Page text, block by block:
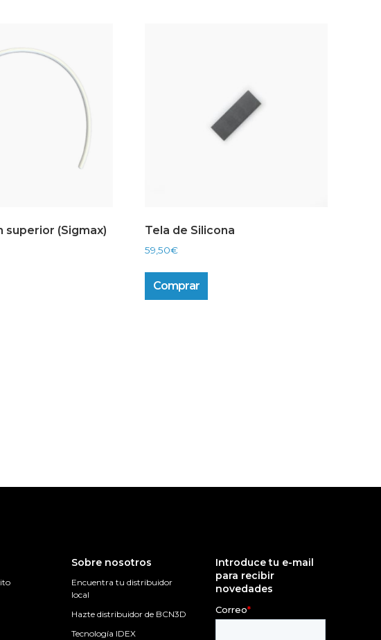
superior (Sigmax) Tela de Silicona
59,50€
Comprar
Sobre nosotros
Encuentra tu distribuidor
local
Hazte distribuidor de BCN3D
Tecnología IDEX
Introduce tu e-mail
para recibir
novedades